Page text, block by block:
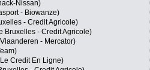
Nissan)
- Biowanze)
- Credit Agricole)
Bruxelles - Credit Agricole)
- Mercator)
Credit En Ligne)